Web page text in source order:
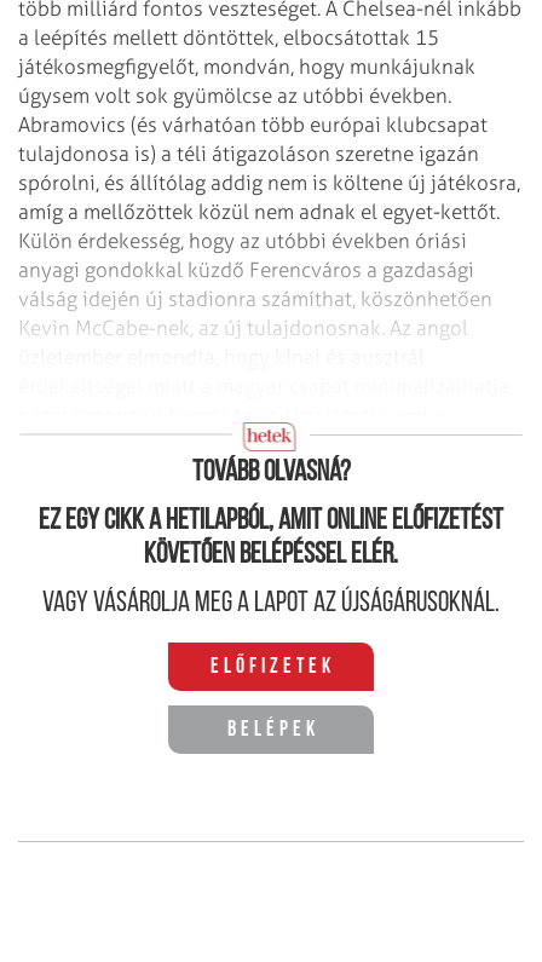
több milliárd fontos veszteséget. A Chelsea-nél inkább
a leépítés mellett döntöttek, elbocsátottak 15
játékosmegfigyelőt, mondván, hogy munkájuknak
úgysem volt sok gyümölcse az utóbbi években.
Abramovics (és várhatóan több európai klubcsapat
tulajdonosa is) a téli átigazoláson szeretne igazán
spórolni, és állítólag addig nem is költene új játékosra,
amíg a mellőzöttek közül nem adnak el egyet-kettőt.
Külön érdekesség, hogy az utóbbi években óriási
anyagi gondokkal küzdő Ferencváros a gazdasági
válság idején új stadionra számíthat, köszönhetően
Kevin McCabe-nek, az új tulajdonosnak. Az angol
Liverpoolnak nem sikerült, az a Fradinak összejöhet.
Tovább olvasná?
Ez egy cikk a hetilapból, amit online előfizetést
követően belépéssel elér.
Vagy vásárolja meg a lapot az újságárusoknál.
Előfizetek
Belépek